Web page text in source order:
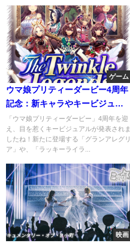
ゲーム
ウマ娘プリティーダービー4周年
記念：新キャラやキービジュア
ルの全貌
「ウマ娘プリティーダービー」4周年を迎
え、目を惹くキービジュアルが発表されま
したね！新たに登場する「グランアレグリ
ア」や、「ラッキーライラ...
映画